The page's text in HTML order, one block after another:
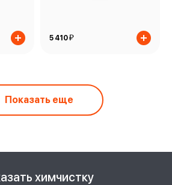
5 410й
Показать еще
химчистку